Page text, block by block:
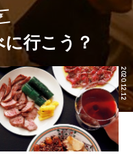
行こう？
2020.12.12